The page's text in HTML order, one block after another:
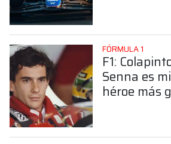
FÓRMULA 1
F1:
Senna es
héroe más